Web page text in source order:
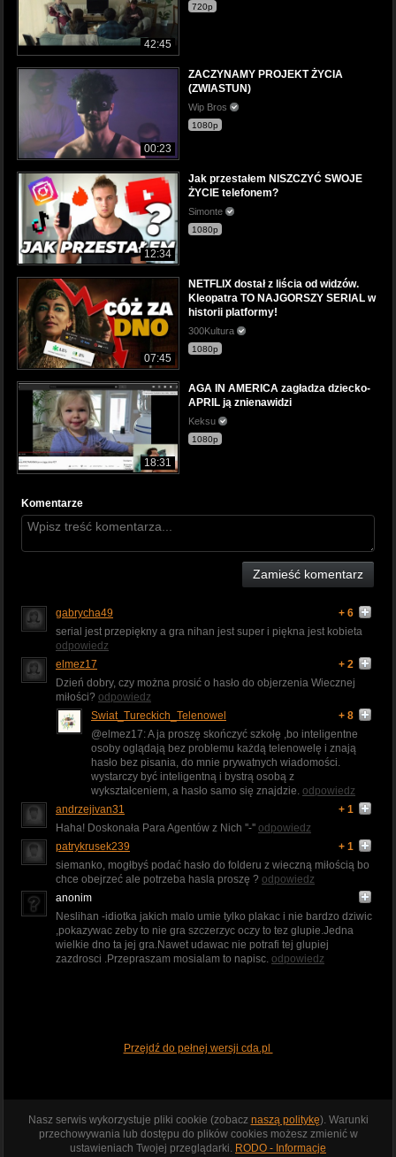
42:45
720p
00:23
ZACZYNAMY PROJEKT ŻYCIA
(ZWIASTUN)
Wip Bros
1080p
12:34
Jak przestałem NISZCZYĆ SWOJE
ŻYCIE telefonem?
Simonte
1080p
07:45
NETFLIX dostał z liścia od widzów.
Kleopatra TO NAJGORSZY SERIAL w
historii platformy!
300Kultura
1080p
18:31
AGA IN AMERICA zagładza dziecko-
APRIL ją znienawidzi
Keksu
1080p
Komentarze
Zamieść komentarz
gabrycha49
+ 6
serial jest przepiękny a gra nihan jest super i piękna jest kobieta
odpowiedz
elmez17
+ 2
Dzień dobry, czy można prosić o hasło do objerzenia Wiecznej
miłości? odpowiedz
Swiat_Tureckich_Telenowel
+ 8
@elmez17: A ja proszę skończyć szkołę ,bo inteligentne
osoby oglądają bez problemu każdą telenowelę i znają
hasło bez pisania, do mnie prywatnych wiadomości.
wystarczy być inteligentną i bystrą osobą z
wykształceniem, a hasło samo się znajdzie. odpowiedz
andrzejivan31
+ 1
Haha! Doskonała Para Agentów z Nich ''-'' odpowiedz
patrykrusek239
+ 1
siemanko, mogłbyś podać hasło do folderu z wieczną miłością bo
chce obejrzeć ale potrzeba hasla proszę ? odpowiedz
anonim
Neslihan -idiotka jakich malo umie tylko plakac i nie bardzo dziwic
,pokazywac zeby to nie gra szczerzyc oczy to tez glupie.Jedna
wielkie dno ta jej gra.Nawet udawac nie potrafi tej glupiej
zazdrosci .Przepraszam mosialam to napisc. odpowiedz
Przejdź do pełnej wersji cda.pl
Nasz serwis wykorzystuje pliki cookie (zobacz naszą politykę). Warunki
przechowywania lub dostępu do plików cookies możesz zmienić w
ustawieniach Twojej przeglądarki. RODO - Informacje